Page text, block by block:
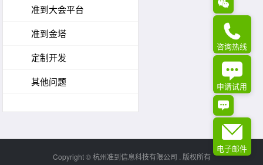
咨询热线
申请试用
电子邮件
准到大会平台
准到金塔
定制开发
其他问题
Copyright ©杭州准到信息科技有限公司 . 版权所有